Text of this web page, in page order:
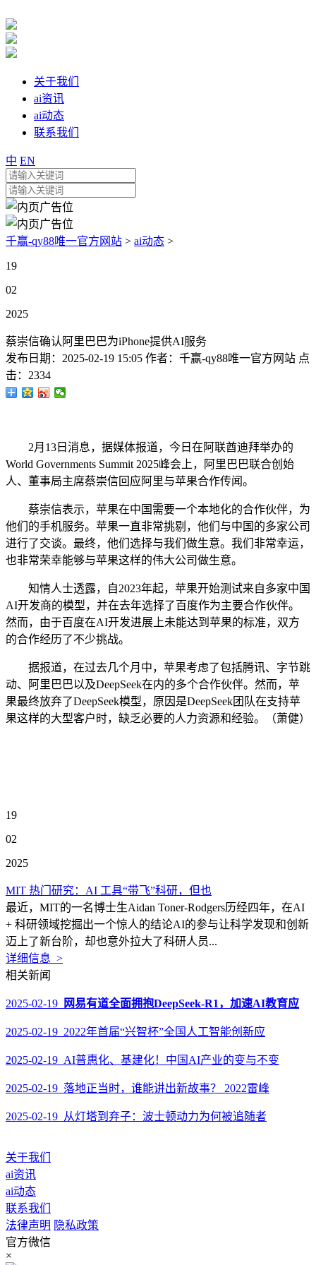
关于我们
ai资讯
ai动态
联系我们
中 EN
千赢-qy88唯一官方网站 > ai动态 >
19
02
2025
蔡崇信确认阿里巴巴为iPhone提供AI服务
发布日期： 2025-02-19 15:05 作者： 千赢-qy88唯一官方网站 点
击： 2334
2月13日消息，据媒体报道，今日在阿联酋迪拜举办的
World Governments Summit 2025峰会上，阿里巴巴联合创始
人、董事局主席蔡崇信回应阿里与苹果合作传闻。
蔡崇信表示，苹果在中国需要一个本地化的合作伙伴，为
他们的手机服务。苹果一直非常挑剔，他们与中国的多家公司
进行了交谈。最终，他们选择与我们做生意。我们非常幸运，
也非常荣幸能够与苹果这样的伟大公司做生意。
知情人士透露，自2023年起，苹果开始测试来自多家中国
AI开发商的模型，并在去年选择了百度作为主要合作伙伴。
然而，由于百度在AI开发进展上未能达到苹果的标准，双方
的合作经历了不少挑战。
据报道，在过去几个月中，苹果考虑了包括腾讯、字节跳
动、阿里巴巴以及DeepSeek在内的多个合作伙伴。然而，苹
果最终放弃了DeepSeek模型，原因是DeepSeek团队在支持苹
果这样的大型客户时，缺乏必要的人力资源和经验。（萧健）
19
02
2025
MIT 热门研究：AI 工具“带飞”科研，但也
最近，MIT的一名博士生Aidan Toner-Rodgers历经四年，在AI
+ 科研领域挖掘出一个惊人的结论AI的参与让科学发现和创新
迈上了新台阶，却也意外拉大了科研人员...
详细信息 >
相关新闻
2025-02-19 网易有道全面拥抱DeepSeek-R1，加速AI教育应
2025-02-19 2022年首届“兴智杯”全国人工智能创新应
2025-02-19 AI普惠化、基建化！中国AI产业的变与不变
2025-02-19 落地正当时，谁能讲出新故事？ 2022雷峰
2025-02-19 从灯塔到弃子：波士顿动力为何被追随者
关于我们
ai资讯
ai动态
联系我们
法律声明 隐私政策
官方微信
×